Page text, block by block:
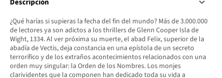
Descripción
¿Qué harías si supieras la fecha del fin del mundo? Más de 3.000.000
de lectores ya son adictos a los thrillers de Glenn Cooper Isla de
Wight, 1334. Al ver próxima su muerte, el abad Felix, superior de la
abadía de Vectis, deja constancia en una epístola de un secreto
terrorífico y de los extraños acontecimientos relacionados con una
orden muy singular: la Orden de los Nombres. Los monjes
clarividentes que la componen han dedicado toda su vida a